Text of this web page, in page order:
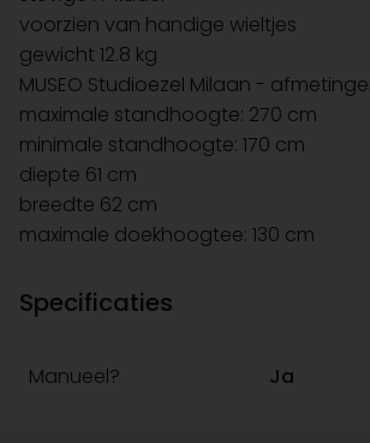
voorzien van handige wieltjes
gewicht 12.8 kg
MUSEO Studioezel Milaan -
maximale standhoogte: 270 cm
minimale standhoogte: 170 cm
diepte 61 cm
breedte 62 cm
maximale doekhoogtee: 130 cm
Specificaties
Manueel? Ja